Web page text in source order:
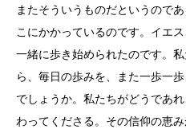
またそういうものだというので
こにかかっているのです。イエ
一緒に歩き始められたのです。
ら、毎日の歩みを、また一歩一
でしょうか。私たちがどうであ
わってくださる。その信仰の恵